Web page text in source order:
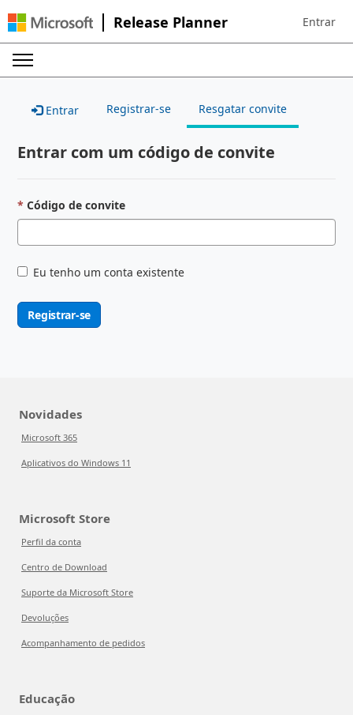
Release Planner Sign in to
Entrar
Entrar Registrar-se Resgatar convite
Entrar com um código de convite
Código de convite
Eu tenho um conta existente
Registrar-se
Novidades
Microsoft 365
Aplicativos do Windows 11
Microsoft Store
Perfil da conta
Centro de Download
Suporte da Microsoft Store
Devoluções
Acompanhamento de pedidos
Educação